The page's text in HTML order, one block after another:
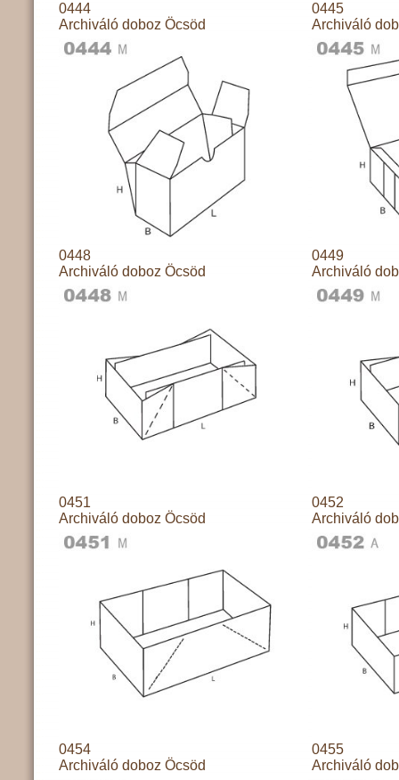
0444
Archiváló doboz Öcsöd
0445
Archiváló
0448
Archiváló doboz Öcsöd
0449
Archiváló
0451
Archiváló doboz Öcsöd
0452
Archiváló
0454
Archiváló doboz Öcsöd
0455
Archiváló